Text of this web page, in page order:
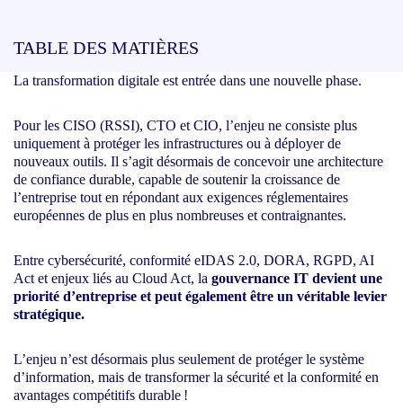
TABLE DES MATIÈRES
La transformation digitale est entrée dans une nouvelle phase.
Pour les CISO (RSSI), CTO et CIO, l’enjeu ne consiste plus
uniquement à protéger les infrastructures ou à déployer de
nouveaux outils. Il s’agit désormais de concevoir une architecture
de confiance durable, capable de soutenir la croissance de
l’entreprise tout en répondant aux exigences réglementaires
européennes de plus en plus nombreuses et contraignantes.
Entre cybersécurité, conformité eIDAS 2.0, DORA, RGPD, AI
Act et enjeux liés au Cloud Act, la gouvernance IT devient une
priorité d’entreprise et peut également être un véritable levier
stratégique.
L’enjeu n’est désormais plus seulement de protéger le système
d’information, mais de transformer la sécurité et la conformité en
avantages compétitifs durable !